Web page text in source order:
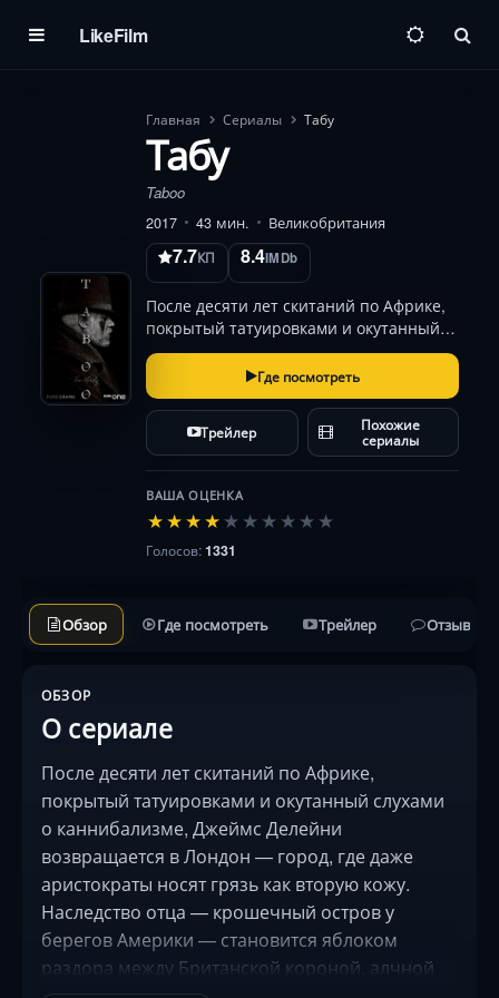
LikeFilm
Главная Сериалы Табу
Табу
Taboo
2017
43 мин. Великобритания
7.7КП 8.4IMDb
После десяти лет скитаний по Африке,
покрытый татуировками и окутанный
слухами о каннибализме, Джеймс
Делейни возвращается в Лондон —
город, где даже аристократы носят
грязь как вторую кожу. Наследство отца
— крошечный о…
Где посмотреть
Трейлер Похожие
сериалы
ВАША ОЦЕНКА
★★★★ ★ ★ ★ ★ ★ ★
Голосов:1331
Обзор Где посмотреть Трейлер Отзывы
ОБЗОР
О сериале
После десяти лет скитаний по Африке,
покрытый татуировками и окутанный слухами
о каннибализме, Джеймс Делейни
возвращается в Лондон — город, где даже
аристократы носят грязь как вторую кожу.
Наследство отца — крошечный остров у
берегов Америки — становится яблоком
раздора между Британской короной, алчной